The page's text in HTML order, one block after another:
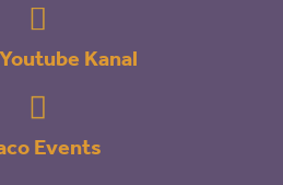

Kanal

Events